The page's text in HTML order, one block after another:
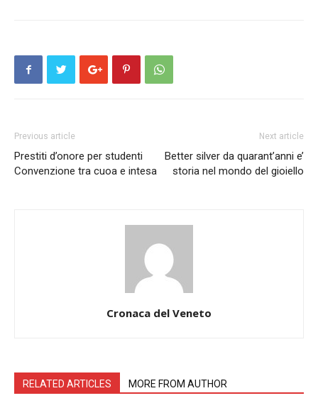
Previous article
Prestiti d’onore per studenti
Convenzione tra cuoa e intesa
Next article
Better silver da quarant’anni e’
storia nel mondo del gioiello
Cronaca del Veneto
RELATED ARTICLES MORE FROM AUTHOR